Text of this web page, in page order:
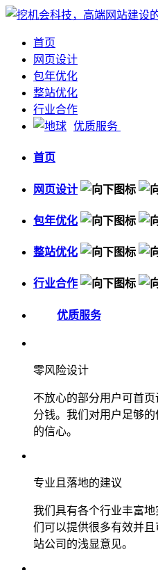
首页
网页设计
包年优化
整站优化
行业合作
优质服务
首页
网页设计
包年优化
整站优化
行业合作
优质服务
零风险设计
不放心的部分用户可首
分钱。我们对用户足够
的信心。
专业且落地的建议
我们具有各个行业丰富
们可以提供很多有效并
站公司的浅显意见。